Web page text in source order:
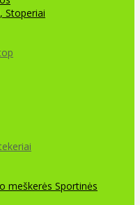
Stoperiai
meškerės Sportinės